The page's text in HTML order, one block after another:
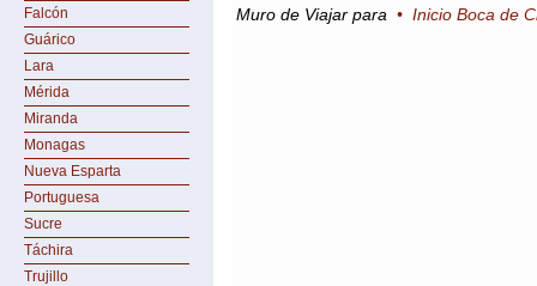
Falcón
Guárico
Lara
Mérida
Miranda
Monagas
Nueva Esparta
Portuguesa
Sucre
Táchira
Trujillo
Muro de Viajar para • Inicio Boca de